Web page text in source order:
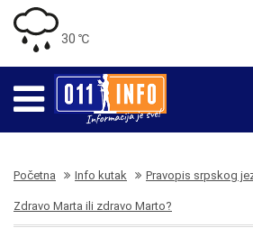
30 ℃
Početna Info kutak Pravopis srpskog
Zdravo Marta ili zdravo Marto?